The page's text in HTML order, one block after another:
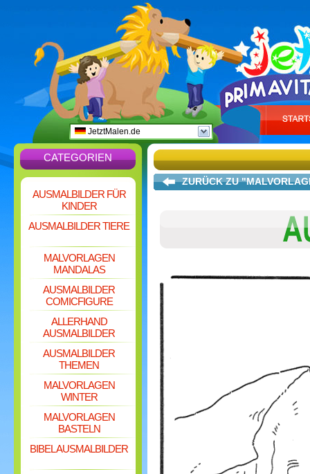
JetztMalen.de
CATEGORIEN
AUSMALBILDER FÜR
KINDER
AUSMALBILDER TIERE
MALVORLAGEN
MANDALAS
AUSMALBILDER
COMICFIGURE
ALLERHAND
AUSMALBILDER
AUSMALBILDER
THEMEN
MALVORLAGEN
WINTER
MALVORLAGEN
BASTELN
BIBEL AUSMALBILDER
ZURÜCK ZU